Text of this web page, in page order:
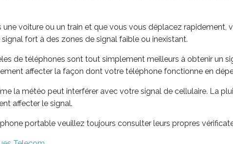
une voiture ou un train et que vous vous déplacez rapidement,
fort à des zones de signal faible ou inexistant.
de téléphones sont tout simplement meilleurs à obtenir un
affecter la façon dont votre téléphone fonctionne en
la météo peut interférer avec votre signal de cellulaire. La
affecter le signal.
portable veuillez toujours consulter leurs propres